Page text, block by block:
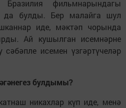
фильмнарындагы
да булды. Бер малайга шул
иде, мәктәп чорында
Ай кушылган исемнәрне
сәбәпле исемен үзгәртүчеләр
булдымы?
никахлар күп иде, менә